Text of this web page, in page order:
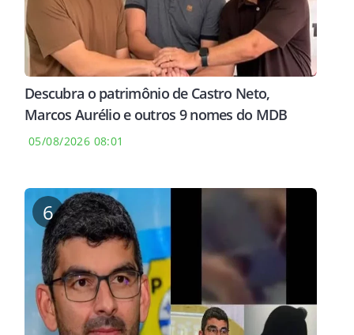
Descubra o patrimônio de Castro Neto,
Marcos Aurélio e outros 9 nomes do MDB
05/08/2026 08:01
6